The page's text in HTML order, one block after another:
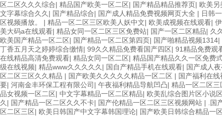
区二区久久久综合| 精品国产欧美一区二区| 国产精品精品推荐页| 欧美另
文字幕综合久久 | 国产精品综合| 国产成人精品免费视频网页大全 | 日韩
区视频播放。 | 精品一区二区三区欧美人妖中文| 欧美成视频在线观看|
美大码a在线观看| 精品女同一区二区三区免费站| 国产一区二区精品| 久
欧美国产精品一区二区| 国产精品一区二区第四页| 国产啪精品视频1314|
丁香五月天之婷婷综合缴情| 99久久精品免费看国产四区| 91精品免费观
在线精品高清免费观看| 精品女同一区二区| 精品国产精品久久一区免费
级在线视频| 精品www久久久久久 | 国自产精品手机在线观看| 国产成人
区二区三区久久精品 | 国产欧美久久久久久精品一区二区 | 国产福利在线
要| 河南金丰环保工程有限公司 | 午夜福利精品导航凹凸| 精品一区二区三
品女视频一区二区| 中文字幕精品一区二区精品| 欧美乱综合图片区小说
久 | 国产精品一区二区久久不卡| 国产伦精品一区二区三区视频网站 |
.国
区二区三区| 欧美日韩国产中文字幕韩国理论| 国产欧美日韩综合精品一